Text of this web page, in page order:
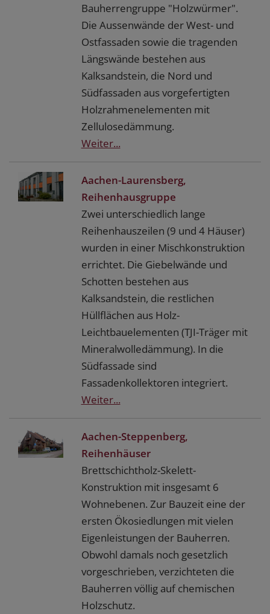
Bauherrengruppe "Holzwürmer".
Die Aussenwände der West- und
Ostfassaden sowie die tragenden
Längswände bestehen aus
Kalksandstein, die Nord und
Südfassaden aus vorgefertigten
Holzrahmenelementen mit
Zellulosedämmung.
Weiter...
Aachen-Laurensberg,
Reihenhausgruppe
Zwei unterschiedlich lange
Reihenhauszeilen (9 und 4 Häuser)
wurden in einer Mischkonstruktion
errichtet. Die Giebelwände und
Schotten bestehen aus
Kalksandstein, die restlichen
Hüllflächen aus Holz-
Leichtbauelementen (TJI-Träger mit
Mineralwolledämmung). In die
Südfassade sind
Fassadenkollektoren integriert.
Weiter...
Aachen-Steppenberg,
Reihenhäuser
Brettschichtholz-Skelett-
Konstruktion mit insgesamt 6
Wohnebenen. Zur Bauzeit eine der
ersten Ökosiedlungen mit vielen
Eigenleistungen der Bauherren.
Obwohl damals noch gesetzlich
vorgeschrieben, verzichteten die
Bauherren völlig auf chemischen
Holzschutz.